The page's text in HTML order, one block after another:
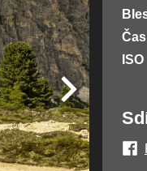
ISO